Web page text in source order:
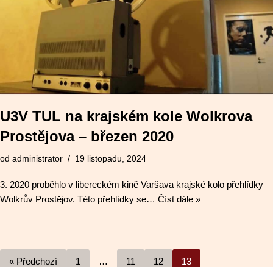
U3V TUL na krajském kole Wolkrova
Prostějova – březen 2020
od administrator 19 listopadu, 2024
3. 2020 proběhlo v libereckém kině Varšava krajské kolo přehlídky
Wolkrův Prostějov. Této přehlídky se… Číst dále »
« Předchozí 1 … 11 12 13